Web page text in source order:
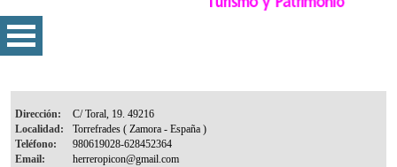
Dirección:
Localidad:
Teléfono:
Email: